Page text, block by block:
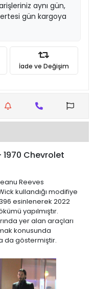
aynı gün,
gün kargoya
İade ve Değişim
Chevrolet
Reeves
kullandığı modifiye
esinlenerek 2022
yapılmıştır.
yer alan araçları
konusunda
da göstermiştir.